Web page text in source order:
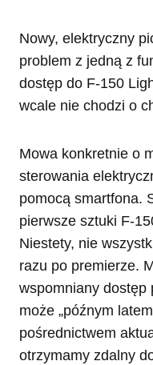
Nowy, elektryczny
problem z jedną z
dostęp do F-150
wcale nie chodzi o
Mowa konkretnie o
sterowania
pomocą smartfona.
pierwsze sztuki F-
Niestety, nie
razu po premierze.
wspomniany dostęp
może „późnym
pośrednictwem
otrzymamy zdalny